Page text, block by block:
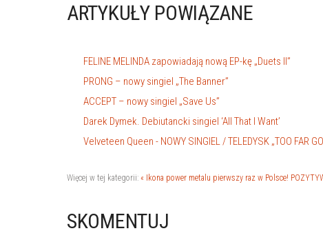
ARTYKUŁY POWIĄZANE
FELINE MELINDA zapowiadają nową EP-kę „Duets II”
PRONG – nowy singiel „The Banner”
ACCEPT – nowy singiel „Save Us”
Darek Dymek. Debiutancki singiel ‘All That I Want’
Velveteen Queen - NOWY SINGIEL / TELEDYSK „TOO FAR
Więcej w tej kategorii: « Ikona power metalu pierwszy raz w Polsce!
SKOMENTUJ